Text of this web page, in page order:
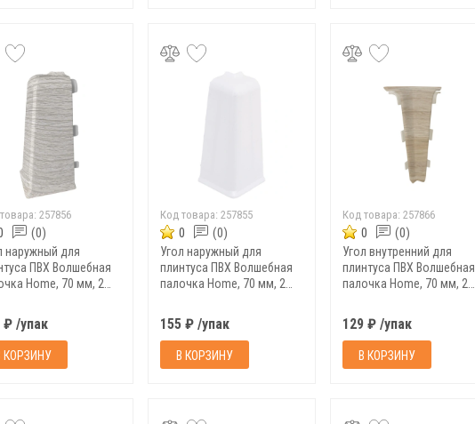
257856
(0)
наружный для
ПВХ Волшебная
Home, 70 мм, 2
₽ /упак
КОРЗИНУ
Код товара:257855
0 (0)
Угол наружный для
плинтуса ПВХ Волшебная
палочка Home, 70 мм, 2
155 ₽ /упак
В КОРЗИНУ
Код товара: 257866
0 (0)
Угол внутренний для
плинтуса ПВХ Волшебная
палочка Home, 70 мм, 2
129 ₽ /упак
В КОРЗИНУ